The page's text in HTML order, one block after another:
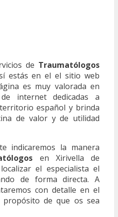
de Traumatólogos
estás en el el sitio web
es muy valorada en
internet dedicadas a
español y brinda
de valor y de utilidad
indicaremos la manera
en Xirivella de
el especialista el
de forma directa. A
con detalle en el
propósito de que os sea